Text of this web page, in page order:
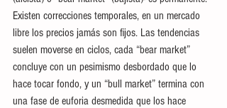
Existen correcciones temporales, en un mercado
libre los precios jamás son fijos. Las tendencias
suelen moverse en ciclos, cada “bear market”
concluye con un pesimismo desbordado que lo
hace tocar fondo, y un “bull market” termina con
una fase de euforia desmedida que los hace